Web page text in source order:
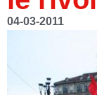
04-03-2011